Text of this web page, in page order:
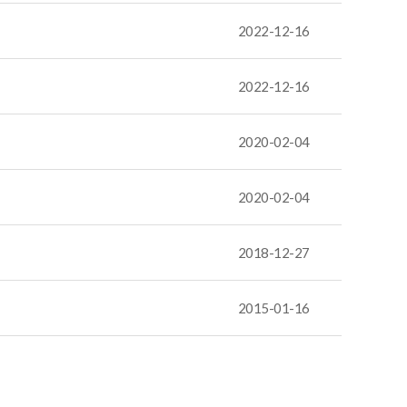
2022-12-16
2022-12-16
2020-02-04
2020-02-04
2018-12-27
2015-01-16